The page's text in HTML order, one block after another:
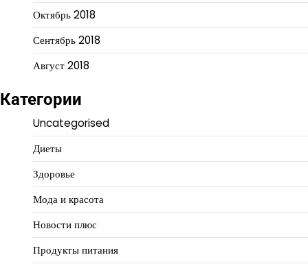
Октябрь 2018
Сентябрь 2018
Август 2018
Категории
Uncategorised
Диеты
Здоровье
Мода и красота
Новости плюс
Продукты питания